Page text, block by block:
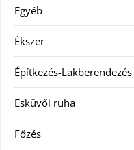
Egyéb
Ékszer
Építkezés-Lakberendezés
Esküvői ruha
Főzés